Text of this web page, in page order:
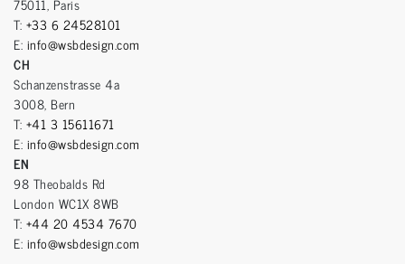
T: +33 6 24528101
E: info@wsbdesign.com
CH
Schanzenstrasse 4a
3008, Bern
T: +41 3 15611671
E: info@wsbdesign.com
EN
98 Theobalds Rd
London WC1X 8WB
T: +44 20 4534 7670
E: info@wsbdesign.com